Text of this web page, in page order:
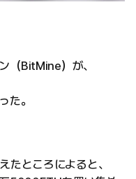
（BitMine）が、
た。
たところによると、